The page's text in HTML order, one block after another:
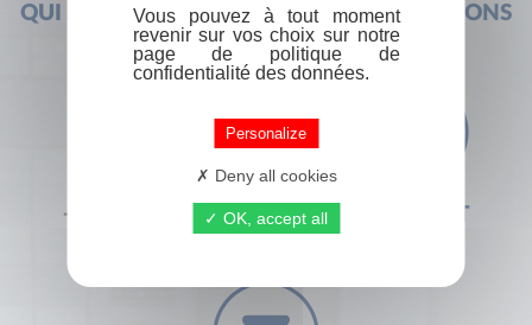
QUI SOMMES-NOUS ? FOIRE AUX QUESTIONS
+33 (0) 1 44 41 29 19 CONTACT
Vous pouvez à tout moment
revenir sur vos choix sur notre
page de politique de
confidentialité des données.
Personalize
Deny all cookies
OK, accept all